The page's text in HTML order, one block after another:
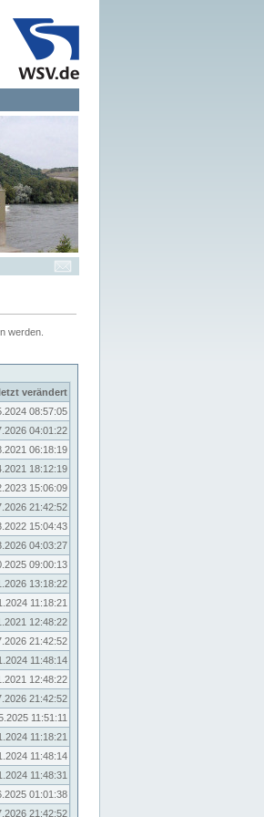
werden.
verändert
08:57:05
04:01:22
06:18:19
18:12:19
15:06:09
21:42:52
15:04:43
04:03:27
09:00:13
13:18:22
11:18:21
12:48:22
21:42:52
11:48:14
12:48:22
21:42:52
11:51:11
11:18:21
11:48:14
11:48:31
01:01:38
21:42:52